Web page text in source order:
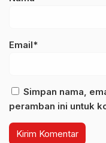
Email*
Simpan nama,
peramban ini untuk